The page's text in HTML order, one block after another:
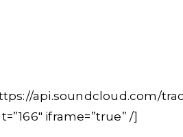
api.soundcloud.com/
iframe=”true” /]